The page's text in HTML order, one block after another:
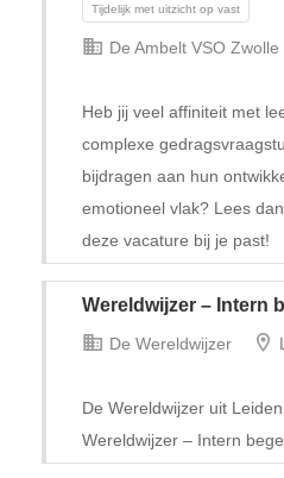
Tijdelijk met uitzicht op vast
De Ambelt VSO Zwolle
Heb jij veel affiniteit met
complexe
bijdragen aan hun
emotioneel vlak? Lees
deze vacature bij je past!
Wereldwijzer – Intern
De Wereldwijzer
De Wereldwijzer uit
Wereldwijzer – Intern